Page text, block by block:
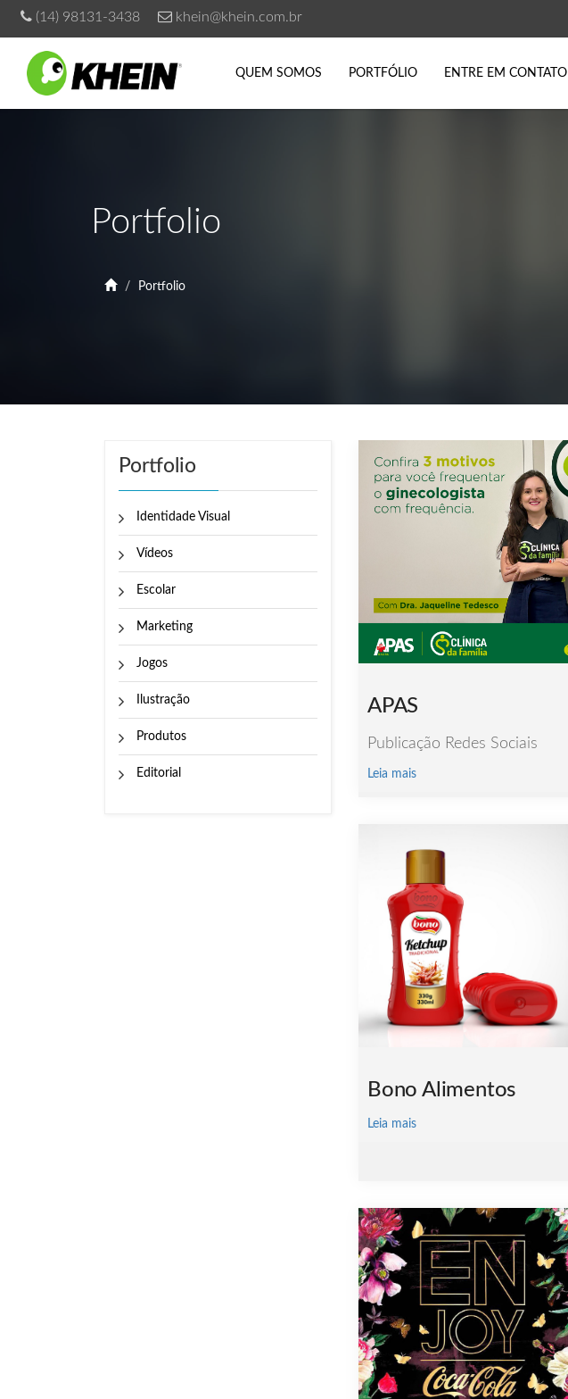
(14) 98131-3438 khein@khein.com.br
QUEM SOMOS PORTFÓLIO ENTRE EM CONTATO
Portfolio
Portfolio
Portfolio
Identidade Visual
Vídeos
Escolar
Marketing
Jogos
Ilustração
Produtos
Editorial
APAS
Publicação Redes Sociais
Leia mais
Bono Alimentos
Leia mais